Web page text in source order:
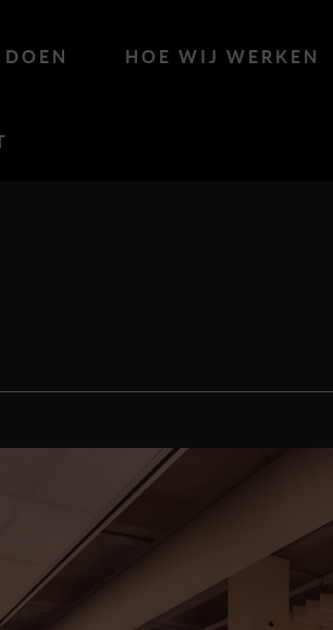
HOE WIJ WERKEN